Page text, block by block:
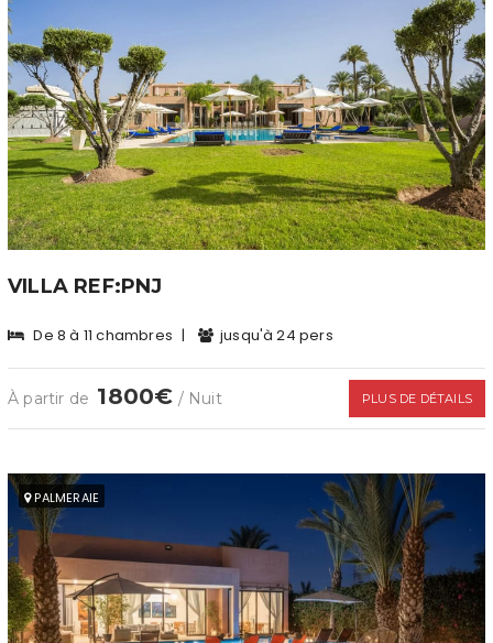
VILLA REF:PNJ
De 8 à 11 chambres | jusqu'à 24 pers
À partir de 1800€ / Nuit PLUS DE DÉTAILS
PALMERAIE